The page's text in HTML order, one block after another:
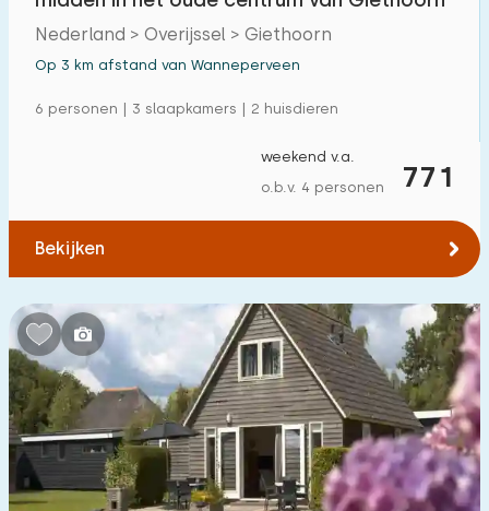
Verminderde mobiliteit
Nederland > Overijssel > Giethoorn
Op 3 km afstand van Wanneperveen
6 personen | 3 slaapkamers | 2 huisdieren
771
weekend v.a.
o.b.v. 4 personen
Bekijken